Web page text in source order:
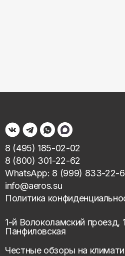
8 (495) 185-02-02
8 (800) 301-22-62
WhatsApp: 8 (999) 833-22-
info@aeros.su
Политика
1-й Волоколамский проезд,
Панфиловская
Честные обзоры на